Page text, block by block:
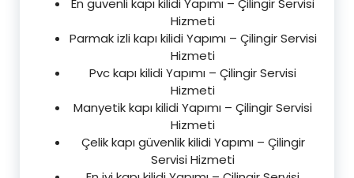
En güvenli kapı kilidi Yapımı – Çilingir Servisi
Hizmeti
Parmak izli kapı kilidi Yapımı – Çilingir Servisi
Hizmeti
Pvc kapı kilidi Yapımı – Çilingir Servisi
Hizmeti
Manyetik kapı kilidi Yapımı – Çilingir Servisi
Hizmeti
Çelik kapı güvenlik kilidi Yapımı – Çilingir
Servisi Hizmeti